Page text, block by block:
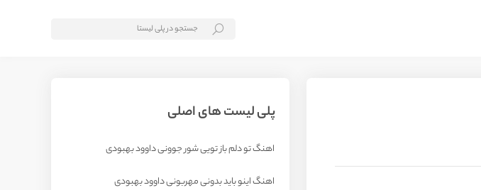
پلی لیست های اصلی
اهنگ تو دلم باز تویی شور جوونی داوود بهبودی
اهنگ اینو باید بدونی مهربونی داوود بهبودی